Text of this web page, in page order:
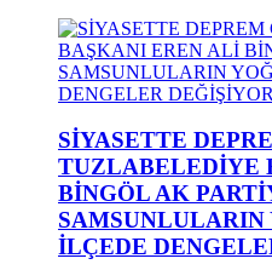
SİYASETTE
TUZLABELEDİYE
BİNGÖL AK
SAMSUNLULARIN
İLÇEDE